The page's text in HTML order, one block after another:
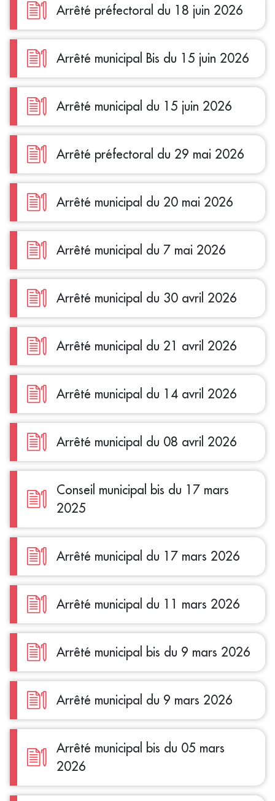
Arrêté préfectoral du 18 juin 2026
Arrêté municipal Bis du 15 juin 2026
Arrêté municipal du 15 juin 2026
Arrêté préfectoral du 29 mai 2026
Arrêté municipal du 20 mai 2026
Arrêté municipal du 7 mai 2026
Arrêté municipal du 30 avril 2026
Arrêté municipal du 21 avril 2026
Arrêté municipal du 14 avril 2026
Arrêté municipal du 08 avril 2026
Conseil municipal bis du 17 mars
2025
Arrêté municipal du 17 mars 2026
Arrêté municipal du 11 mars 2026
Arrêté municipal bis du 9 mars 2026
Arrêté municipal du 9 mars 2026
Arrêté municipal bis du 05 mars
2026